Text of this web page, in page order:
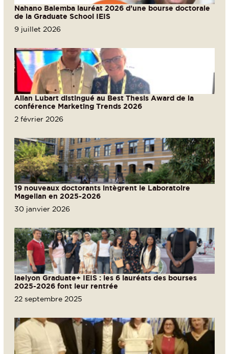
Nahano Balemba lauréat 2026 d’une bourse doctorale
de la Graduate School IEIS
9 juillet 2026
Allan Lubart distingué au Best Thesis Award de la
conférence Marketing Trends 2026
2 février 2026
19 nouveaux doctorants intègrent le Laboratoire
Magellan en 2025-2026
30 janvier 2026
iaelyon Graduate+ IEIS : les 6 lauréats des bourses
2025-2026 font leur rentrée
22 septembre 2025